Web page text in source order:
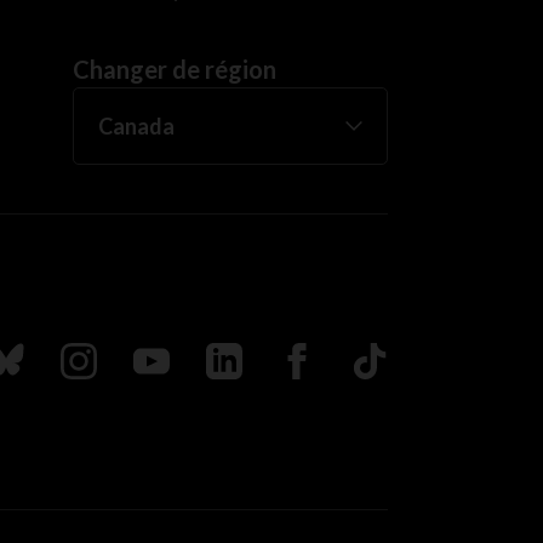
Changer de région
nous sur Bluesky
Suivez nous sur Instagram
Suivez nous sur Youtube
Suivez nous sur LinkedIn
Suivez nous sur
TikTok